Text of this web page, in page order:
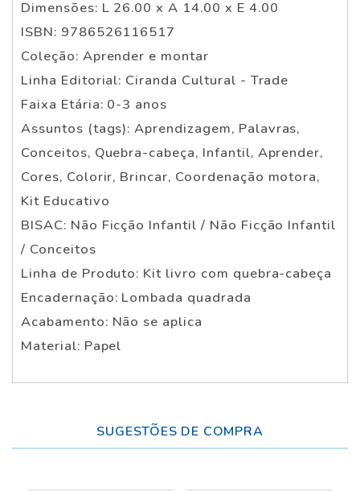
Dimensões: L 26.00 x A 14.00 x E 4.00
ISBN: 9786526116517
Coleção: Aprender e montar
Linha Editorial: Ciranda Cultural - Trade
Faixa Etária: 0-3 anos
Assuntos (tags): Aprendizagem, Palavras,
Conceitos, Quebra-cabeça, Infantil, Aprender,
Cores, Colorir, Brincar, Coordenação motora,
Kit Educativo
BISAC: Não Ficção Infantil / Não Ficção Infantil
/ Conceitos
Linha de Produto: Kit livro com quebra-cabeça
Encadernação: Lombada quadrada
Acabamento: Não se aplica
Material: Papel
SUGESTÕES DE COMPRA